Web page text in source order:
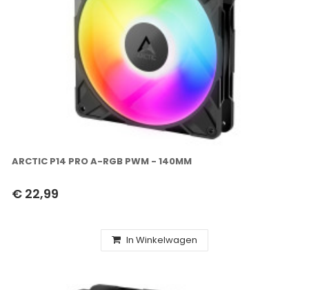
ARCTIC P14 PRO A-RGB PWM - 140MM
€ 22,99
In Winkelwagen